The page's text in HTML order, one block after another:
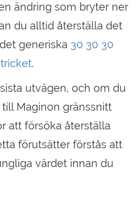
ändring som bryter ner
du alltid återställa det
generiska 30 30 30
.
utvägen, och om du
Maginon gränssnitt
att försöka återställa
förutsätter förstås att
värdet innan du